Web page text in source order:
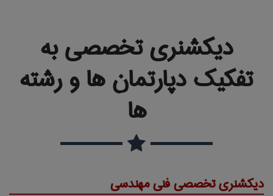
دیکشنری تخصصی به
تفکیک دپارتمان ها و رشته
ها
دیکشنری تخصصی فنی مهندسی